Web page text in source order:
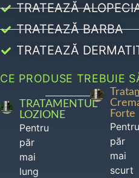
TRATEAZĂ
TRATEAZĂ BARBA
TRATEAZĂ
CE PRODUSE TREBUIE
TRATAMENTUL
LOZIONE
Pentru
păr
mai
lung
Forte
Pentru
păr
mai
scurt